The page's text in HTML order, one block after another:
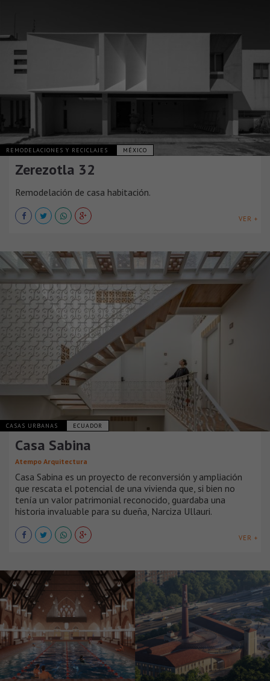
REMODELACIONES Y RECICLAJES MÉXICO
Zerezotla 32
Remodelación de casa habitación.
VER +
CASAS URBANAS ECUADOR
Casa Sabina
Atempo Arquitectura
Casa Sabina es un proyecto de reconversión y ampliación
que rescata el potencial de una vivienda que, si bien no
tenía un valor patrimonial reconocido, guardaba una
historia invaluable para su dueña, Narciza Ullauri.
VER +